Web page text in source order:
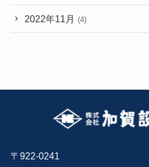
2022年11月 (4)
〒922-0241